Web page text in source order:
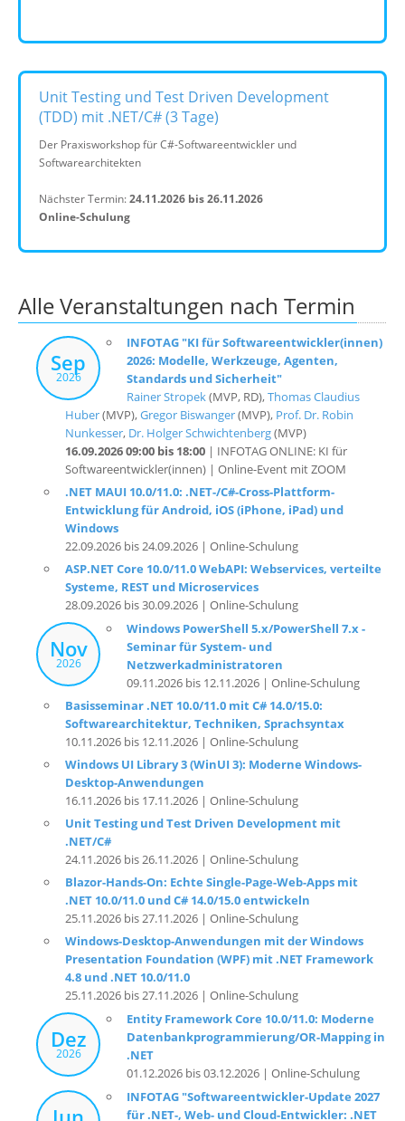
Unit Testing und Test Driven Development
(TDD) mit .NET/C# (3 Tage)
Der Praxisworkshop für C#-Softwareentwickler und
Softwarearchitekten
Nächster Termin:24.11.2026 bis 26.11.2026
Online-Schulung
Alle Veranstaltungen nach Termin
Sep
2026
INFOTAG "KI für Softwareentwickler(innen)
2026: Modelle, Werkzeuge, Agenten,
Standards und Sicherheit"
Rainer Stropek(MVP, RD),Thomas Claudius
Huber(MVP),Gregor Biswanger(MVP), Prof. Dr. Robin
Nunkesser, Dr. Holger Schwichtenberg(MVP)
16.09.2026 09:00 bis 18:00| INFOTAG ONLINE: KI für
Softwareentwickler(innen) | Online-Event mit ZOOM
.NET MAUI 10.0/11.0: .NET-/C#-Cross-Plattform-
Entwicklung für Android, iOS (iPhone, iPad) und
Windows
22.09.2026 bis 24.09.2026 | Online-Schulung
ASP.NET Core 10.0/11.0 WebAPI: Webservices, verteilte
Systeme, REST und Microservices
28.09.2026 bis 30.09.2026 | Online-Schulung
Nov
2026
Windows PowerShell 5.x/PowerShell 7.x -
Seminar für System- und
Netzwerkadministratoren
09.11.2026 bis 12.11.2026 | Online-Schulung
Basisseminar .NET 10.0/11.0 mit C# 14.0/15.0:
Softwarearchitektur, Techniken, Sprachsyntax
10.11.2026 bis 12.11.2026 | Online-Schulung
Windows UI Library 3 (WinUI 3): Moderne Windows-
Desktop-Anwendungen
16.11.2026 bis 17.11.2026 | Online-Schulung
Unit Testing und Test Driven Development mit
.NET/C#
24.11.2026 bis 26.11.2026 | Online-Schulung
Blazor-Hands-On: Echte Single-Page-Web-Apps mit
.NET 10.0/11.0 und C# 14.0/15.0 entwickeln
25.11.2026 bis 27.11.2026 | Online-Schulung
Windows-Desktop-Anwendungen mit der Windows
Presentation Foundation (WPF) mit .NET Framework
4.8 und .NET 10.0/11.0
25.11.2026 bis 27.11.2026 | Online-Schulung
Dez
2026
Entity Framework Core 10.0/11.0: Moderne
Datenbankprogrammierung/OR-Mapping in
.NET
01.12.2026 bis 03.12.2026 | Online-Schulung
INFOTAG "Softwareentwickler-Update 2027
für .NET-, Web- und Cloud-Entwickler: .NET